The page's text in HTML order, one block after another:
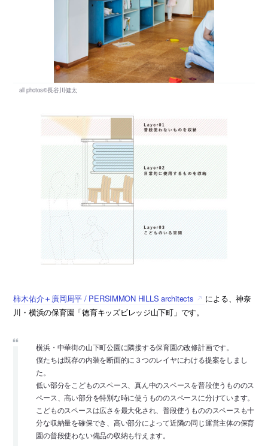
柿木佑介＋廣岡周平 / PERSIMMON HILLS architects
による、神奈
川・横浜の保育園「徳育キッズビレッジ山下町」です。
横浜・中華街の山下町公園に隣接する保育園の改修計画です。
僕たちは既存の内装を断面的に３つのレイヤにわける提案をしまし
た。
低い部分をこどものスペース、真ん中のスペースを普段使うもののス
ペース、高い部分を特別な時に使うもののスペースに分けています。
こどものスペースは広さを最大化され、普段使うもののスペースも十
分な収納量を確保でき、高い部分によって近隣の同じ運営主体の保育
園の普段使わない備品の収納も行えます。